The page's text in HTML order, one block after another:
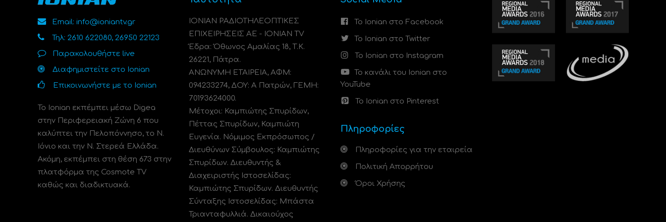
Email: info@ioniantv.gr
Τηλ: 2610 622080, 26950 22123
Παρακολουθήστε live
Διαφημιστείτε στο Ionian
Επικοινωνήστε με το Ionian
Το Ionian εκπέμπει μέσω Digea
στην Περιφερειακή Ζώνη 6 που
καλύπτει την Πελοπόννησο, το N.
Ιόνιο και την Ν. Στερεά Ελλάδα.
Ακόμη, εκπέμπει στη θέση 673 στην
πλατφόρμα της Cosmote TV
καθώς και διαδικτυακά.
ΙΟΝΙΑΝ ΡΑΔΙΟΤΗΛΕΟΠΤΙΚΕΣ
ΕΠΙΧΕΙΡΗΣΕΙΣ ΑΕ - IONIAN TV
Έδρα: Όθωνος Αμαλίας 18, Τ.Κ.
26221, Πάτρα.
ΑΝΩΝΥΜΗ ΕΤΑΙΡΕΙΑ, ΑΦΜ:
094233274, ΔΟΥ: A Πατρών, ΓΕΜΗ:
70193624000.
Μέτοχοι: Καμπιώτης Σπυρίδων,
Πέττας Σπυρίδων, Καμπιώτη
Ευγενία. Νόμιμος Εκπρόσωπος /
Διευθύνων Σύμβουλος: Καμπιώτης
Σπυρίδων. Διευθυντής &
Διαχειριστής Ιστοσελίδας:
Καμπιώτης Σπυρίδων. Διευθυντής
Σύνταξης Ιστοσελίδας: Μπάστα
Τριανταφυλλιά. Δικαιούχος
Το Ionian στο Facebook
Το Ionian στο Twitter
Το Ionian στο Instagram
Το κανάλι του Ionian στο
YouTube
Το Ionian στο Pinterest
Πληροφορίες
Πληροφορίες για την εταιρεία
Πολιτική Απορρήτου
Όροι Χρήσης